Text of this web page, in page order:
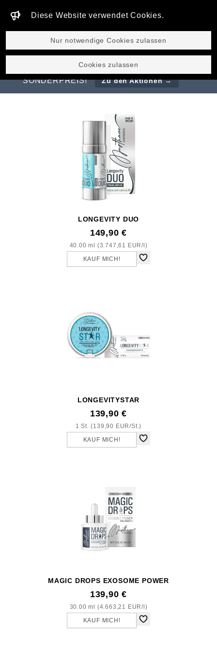
Diese Website verwendet Cookies.
Nur notwendige Cookies zulassen
Cookies zulassen
GLOBAL
ENTDECKEN SIE UNSERE BESTSELLER
MAGIC LIFTING CREAM & SERUM ZUM
SONDERPREIS!
Zu den Aktionen →
LONGEVITY DUO
149,90 €
40.00 ml (3.747,61 EUR/l)
KAUF MICH!
LONGEVITYSTAR
139,90 €
1 St. (139,90 EUR/St.)
KAUF MICH!
MAGIC DROPS EXOSOME POWER
139,90 €
30.00 ml (4.663,21 EUR/l)
KAUF MICH!